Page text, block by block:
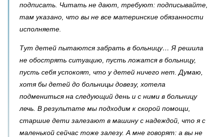
подписать. Читать не дают, требуют: подписывайте,
там указано, что вы не все материнские обязанности
исполняете.
Тут детей пытаются забрать в больницу… Я решила
не обострять ситуацию, пусть ложатся в больницу,
пусть себя успокоят, что у детей ничего нет. Думаю,
хотя бы детей до больницы довезу, хотела
подмениться на следующий день и с ними в больницу
лечь. В результате мы подходим к скорой помощи,
старшие дети залезают в машину с надеждой, что я с
маленькой сейчас тоже залезу. А мне говорят: а вы не